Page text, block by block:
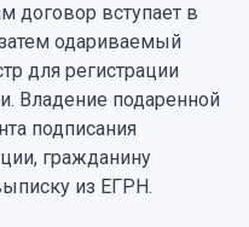
договор вступает в
одариваемый
для регистрации
Владение подаренной
подписания
гражданину
из ЕГРН.